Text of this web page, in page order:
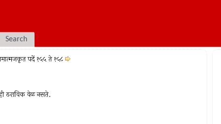
Search
पदें १५५ ते १५८
ठराविक वेळ नसते.